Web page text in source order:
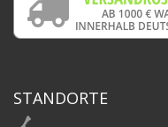
STANDORTE